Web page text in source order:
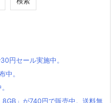
円セール実施中。
中。
8GB」が740円で販売中。送料無